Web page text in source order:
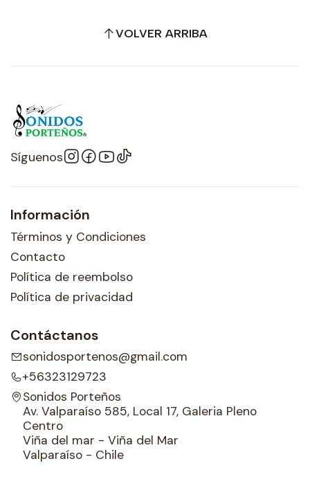
VOLVER ARRIBA
Síguenos
Información
Términos y Condiciones
Contacto
Política de reembolso
Política de privacidad
Contáctanos
sonidosportenos@gmail.com
+56323129723
Sonidos Porteños
Av. Valparaíso 585, Local 17, Galeria Pleno
Centro
Viña del mar - Viña del Mar
Valparaíso - Chile